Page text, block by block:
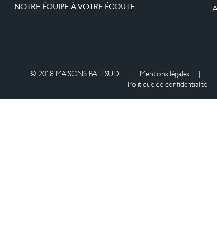
NOTRE ÉQUIPE À VOTRE ÉCOUTE
© 2018 MAISONS BATI SUD. | Mentions légales
|
Politique de confidentialité